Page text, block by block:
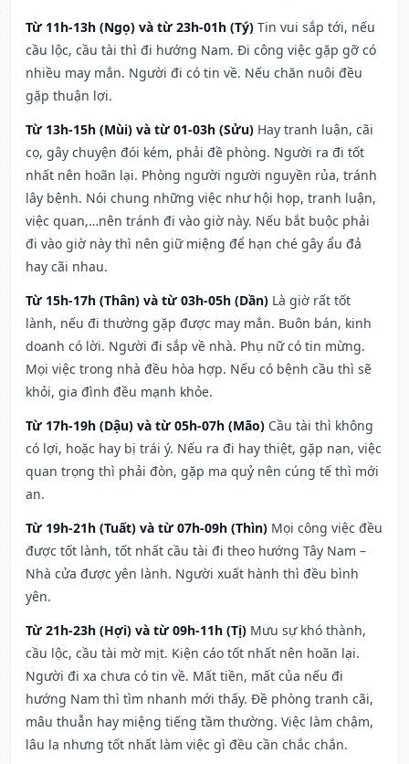
Từ 11h-13h (Ngọ) và từ 23h-01h (Tý) Tin vui sắp tới, nếu
cầu lộc, cầu tài thì đi hướng Nam. Đi công việc gặp gỡ có
nhiều may mắn. Người đi có tin về. Nếu chăn nuôi đều
gặp thuận lợi.
Từ 13h-15h (Mùi) và từ 01-03h (Sửu) Hay tranh luận, cãi
cọ, gây chuyện đói kém, phải đề phòng. Người ra đi tốt
nhất nên hoãn lại. Phòng người người nguyền rủa, tránh
lây bệnh. Nói chung những việc như hội họp, tranh luận,
việc quan,…nên tránh đi vào giờ này. Nếu bắt buộc phải
đi vào giờ này thì nên giữ miệng để hạn ché gây ẩu đả
hay cãi nhau.
Từ 15h-17h (Thân) và từ 03h-05h (Dần) Là giờ rất tốt
lành, nếu đi thường gặp được may mắn. Buôn bán, kinh
doanh có lời. Người đi sắp về nhà. Phụ nữ có tin mừng.
Mọi việc trong nhà đều hòa hợp. Nếu có bệnh cầu thì sẽ
khỏi, gia đình đều mạnh khỏe.
Từ 17h-19h (Dậu) và từ 05h-07h (Mão) Cầu tài thì không
có lợi, hoặc hay bị trái ý. Nếu ra đi hay thiệt, gặp nạn, việc
quan trọng thì phải đòn, gặp ma quỷ nên cúng tế thì mới
an.
Từ 19h-21h (Tuất) và từ 07h-09h (Thìn) Mọi công việc đều
được tốt lành, tốt nhất cầu tài đi theo hướng Tây Nam –
Nhà cửa được yên lành. Người xuất hành thì đều bình
yên.
Từ 21h-23h (Hợi) và từ 09h-11h (Tị) Mưu sự khó thành,
cầu lộc, cầu tài mờ mịt. Kiện cáo tốt nhất nên hoãn lại.
Người đi xa chưa có tin về. Mất tiền, mất của nếu đi
hướng Nam thì tìm nhanh mới thấy. Đề phòng tranh cãi,
mâu thuẫn hay miệng tiếng tầm thường. Việc làm chậm,
lâu la nhưng tốt nhất làm việc gì đều cần chắc chắn.